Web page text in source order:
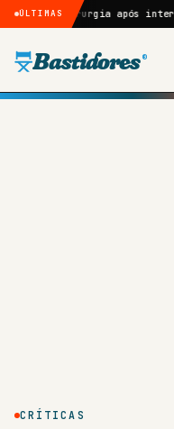
ÚLTIMAS
cirurgia após internação
Bastidores ®
CRÍTICAS